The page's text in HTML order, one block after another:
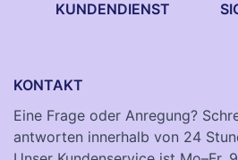
KUNDENDIENST
KONTAKT
Eine Frage oder Anregung?
antworten innerhalb von 24